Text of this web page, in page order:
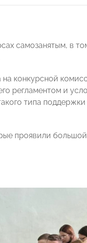
самозанятым, в
конкурсной
регламентом и
типа поддержки
проявили